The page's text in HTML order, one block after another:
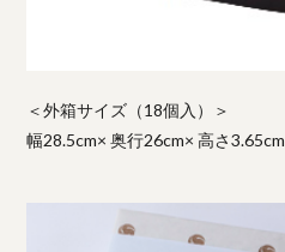
＜外箱サイズ（18個入）＞
幅28.5cm× 奥行26cm× 高さ3.65cm